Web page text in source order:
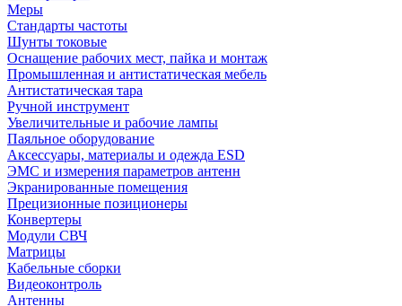
Меры
Стандарты частоты
Шунты токовые
Оснащение рабочих мест, пайка и монтаж
Промышленная и антистатическая мебель
Антистатическая тара
Ручной инструмент
Увеличительные и рабочие лампы
Паяльное оборудование
Аксессуары, материалы и одежда ESD
ЭМС и измерения параметров антенн
Экранированные помещения
Прецизионные позиционеры
Конвертеры
Модули СВЧ
Матрицы
Кабельные сборки
Видеоконтроль
Антенны